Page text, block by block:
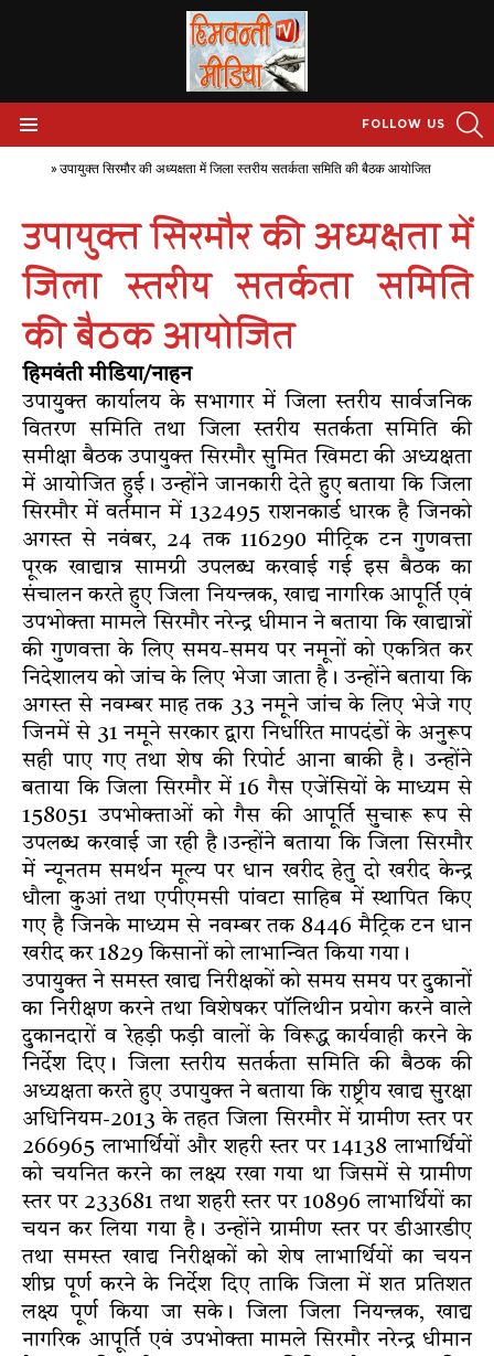
FOLLOW US
» उपायुक्त सिरमौर की अध्यक्षता में जिला स्तरीय सतर्कता समिति की बैठक आयोजित
उपायुक्त सिरमौर की अध्यक्षता में
जिला स्तरीय सतर्कता समिति
की बैठक आयोजित
हिमवंती मीडिया/नाहन
उपायुक्त कार्यालय के सभागार में जिला स्तरीय सार्वजनिक
वितरण समिति तथा जिला स्तरीय सतर्कता समिति की
समीक्षा बैठक उपायुक्त सिरमौर सुमित खिमटा की अध्यक्षता
में आयोजित हुई। उन्होंने जानकारी देते हुए बताया कि जिला
सिरमौर में वर्तमान में 132495 राशनकार्ड धारक है जिनको
अगस्त से नवंबर, 24 तक 116290 मीट्रिक टन गुणवत्ता
पूरक खाद्यान्न सामग्री उपलब्ध करवाई गई इस बैठक का
संचालन करते हुए जिला नियन्त्रक, खाद्य नागरिक आपूर्ति एवं
उपभोक्ता मामले सिरमौर नरेन्द्र धीमान ने बताया कि खाद्यान्नों
की गुणवत्ता के लिए समय-समय पर नमूनों को एकत्रित कर
निदेशालय को जांच के लिए भेजा जाता है। उन्होंने बताया कि
अगस्त से नवम्बर माह तक 33 नमूने जांच के लिए भेजे गए
जिनमें से 31 नमूने सरकार द्वारा निर्धारित मापदंडों के अनुरूप
सही पाए गए तथा शेष की रिपोर्ट आना बाकी है। उन्होंने
बताया कि जिला सिरमौर में 16 गैस एजेंसियों के माध्यम से
158051 उपभोक्ताओं को गैस की आपूर्ति सुचारू रूप से
उपलब्ध करवाई जा रही है।उन्होंने बताया कि जिला सिरमौर
में न्यूनतम समर्थन मूल्य पर धान खरीद हेतु दो खरीद केन्द्र
धौला कुआं तथा एपीएमसी पांवटा साहिब में स्थापित किए
गए है जिनके माध्यम से नवम्बर तक 8446 मैट्रिक टन धान
खरीद कर 1829 किसानों को लाभान्वित किया गया।
उपायुक्त ने समस्त खाद्य निरीक्षकों को समय समय पर दुकानों
का निरीक्षण करने तथा विशेषकर पॉलिथीन प्रयोग करने वाले
दुकानदारों व रेहड़ी फड़ी वालों के विरूद्ध कार्यवाही करने के
निर्देश दिए। जिला स्तरीय सतर्कता समिति की बैठक की
अध्यक्षता करते हुए उपायुक्त ने बताया कि राष्ट्रीय खाद्य सुरक्षा
अधिनियम-2013 के तहत जिला सिरमौर में ग्रामीण स्तर पर
266965 लाभार्थियों और शहरी स्तर पर 14138 लाभार्थियों
को चयनित करने का लक्ष्य रखा गया था जिसमें से ग्रामीण
स्तर पर 233681 तथा शहरी स्तर पर 10896 लाभार्थियों का
चयन कर लिया गया है। उन्होंने ग्रामीण स्तर पर डीआरडीए
तथा समस्त खाद्य निरीक्षकों को शेष लाभार्थियों का चयन
शीघ्र पूर्ण करने के निर्देश दिए ताकि जिला में शत प्रतिशत
लक्ष्य पूर्ण किया जा सके। जिला जिला नियन्त्रक, खाद्य
नागरिक आपूर्ति एवं उपभोक्ता मामले सिरमौर नरेन्द्र धीमान